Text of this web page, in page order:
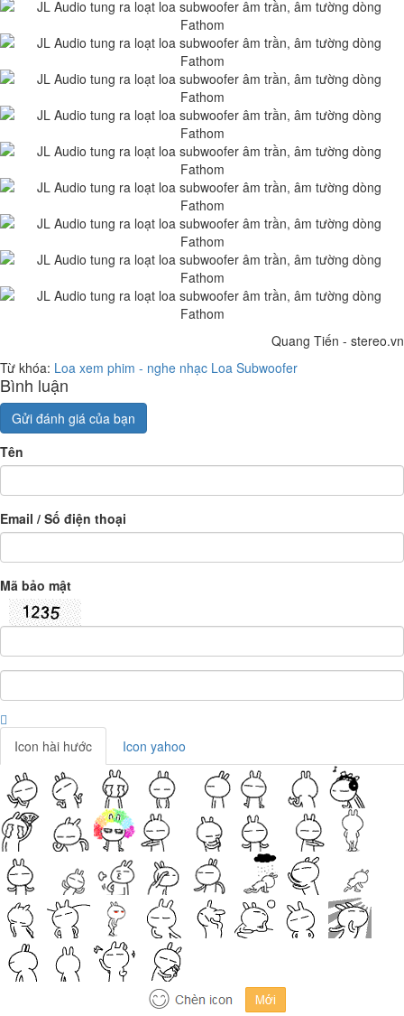
Quang Tiến - stereo.vn
Từ khóa: Loa xem phim - nghe nhạc Loa Subwoofer
Bình luận
Gửi đánh giá của bạn
Tên
Email / Số điện thoại
Mã bảo mật
Icon hài hước Icon yahoo